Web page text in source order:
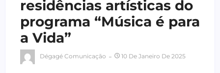
residências artísticas do
programa “Música é para
a Vida”
Dégagé Comunicação 10 De Janeiro De 2025